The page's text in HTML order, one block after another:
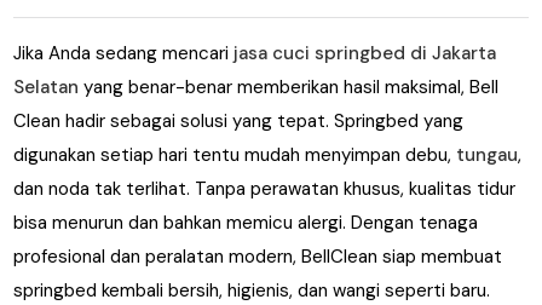
Jika Anda sedang mencari jasa cuci springbed di Jakarta
Selatan yang benar-benar memberikan hasil maksimal, Bell
Clean hadir sebagai solusi yang tepat. Springbed yang
digunakan setiap hari tentu mudah menyimpan debu, tungau,
dan noda tak terlihat. Tanpa perawatan khusus, kualitas tidur
bisa menurun dan bahkan memicu alergi. Dengan tenaga
profesional dan peralatan modern, BellClean siap membuat
springbed kembali bersih, higienis, dan wangi seperti baru.